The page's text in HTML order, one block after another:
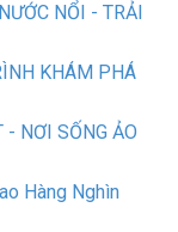
NỔI - TRẢI
KHÁM PHÁ
NƠI SỐNG ẢO
Hàng Nghìn